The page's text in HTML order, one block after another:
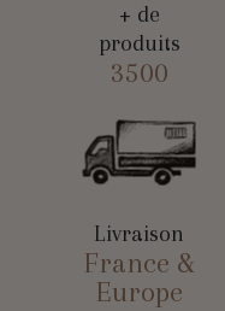
+ de
produits
3500
Livraison
France &
Europe